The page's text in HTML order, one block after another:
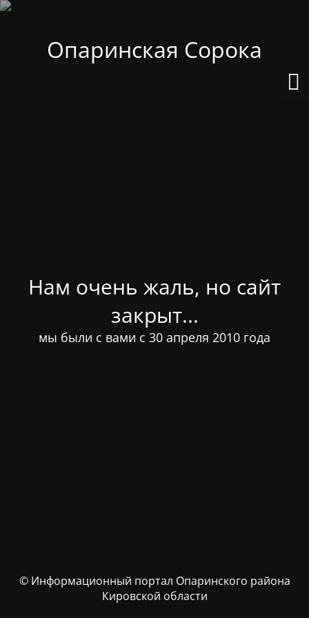
Опаринская Сорока
Нам очень жаль, но сайт
закрыт...
мы были с вами с 30 апреля 2010 года
© Информационный портал Опаринского района
Кировской области